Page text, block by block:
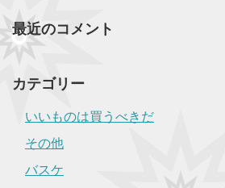
最近のコメント
カテゴリー
いいものは買うべきだ
その他
バスケ